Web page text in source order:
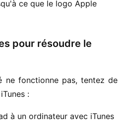
ce que le logo Apple
pour résoudre le
ne fonctionne pas, tentez de
:
à un ordinateur avec iTunes